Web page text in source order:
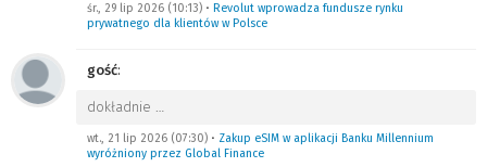
śr., 29 lip 2026 (10:13) • Revolut wprowadza fundusze rynku
prywatnego dla klientów w Polsce
gość:
dokładnie …
wt., 21 lip 2026 (07:30) • Zakup eSIM w aplikacji Banku Millennium
wyróżniony przez Global Finance